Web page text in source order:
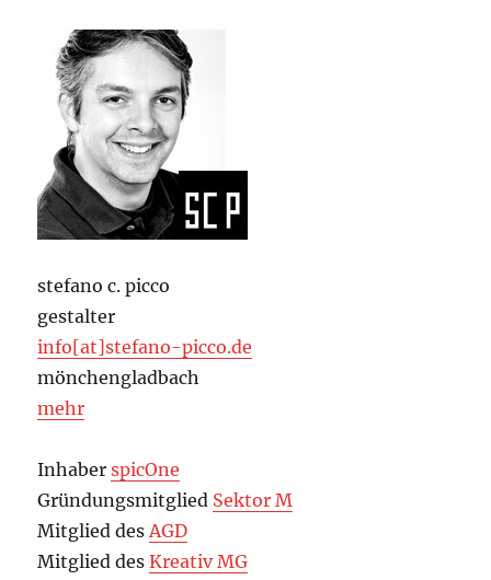
stefano c. picco
gestalter
info[at]stefano-picco.de
mönchengladbach
mehr
InhaberspicOne
Gründungsmitglied Sektor M
Mitglied desAGD
Mitglied desKreativ MG